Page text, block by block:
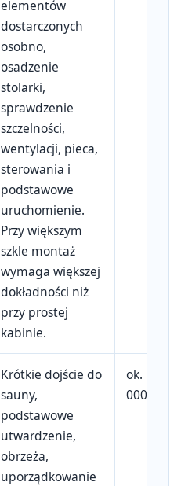
elementów
dostarczonych
osobno,
osadzenie
stolarki,
sprawdzenie
szczelności,
wentylacji, pieca,
sterowania i
podstawowe
uruchomienie.
Przy większym
szkle montaż
wymaga większej
dokładności niż
przy prostej
kabinie.
Krótkie dojście do
sauny,
podstawowe
utwardzenie,
obrzeża,
uporządkowanie
ok.
000 zł